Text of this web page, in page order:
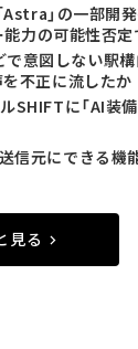
Astra」の一部開
力の可能性否
で意図しない
不正に流したか
SHIFTに「AI装
信元にできる機
見る